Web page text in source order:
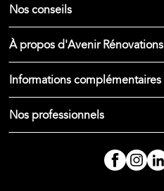
Nos conseils
À propos d'Avenir Rénovations
Informations complémentaires
Nos professionnels